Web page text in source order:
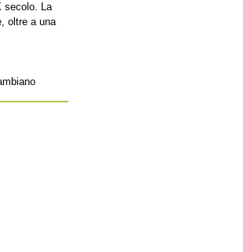
secolo. La
oltre a una